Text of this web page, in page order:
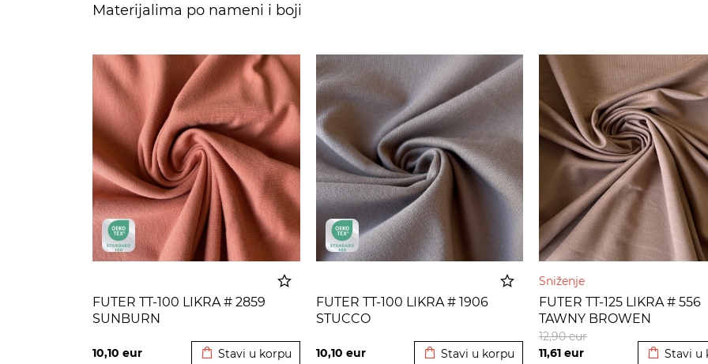
Materijalima po nameni i boji
FUTER TT-100 LIKRA # 2859
SUNBURN
10,10 eur Stavi u korpu
FUTER TT-100 LIKRA # 1906
STUCCO
10,10 eur Stavi u korpu
Sniženje
FUTER TT-125 LIKRA # 556
TAWNY BROWEN
11,61 eur
12,90eur
Stavi u